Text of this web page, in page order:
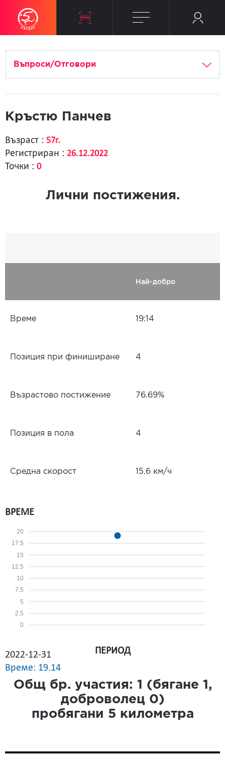
Въпроси/Отговори
Кръстю Панчев
Възраст : 57г.
Регистриран : 26.12.2022
Точки : 0
Лични постижения.
Най-добро
Време 19:14
Позиция при финиширане 4
Възрастово постижение 76.69%
Позиция в пола 4
Средна скорост 15.6 км/ч
ВРЕМЕ
0
2.5
5
7.5
10
12.5
15
17.5
20
2022-12-31
Време: 19.14
ПЕРИОД
Общ бр. участия: 1 (бягане 1 ,
доброволец 0)
пробягани 5 километра